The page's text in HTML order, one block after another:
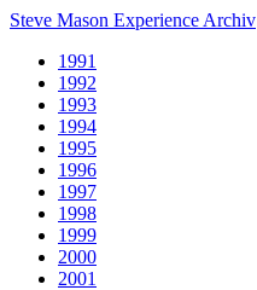
Steve Mason Experience Archiv
1991
1992
1993
1994
1995
1996
1997
1998
1999
2000
2001